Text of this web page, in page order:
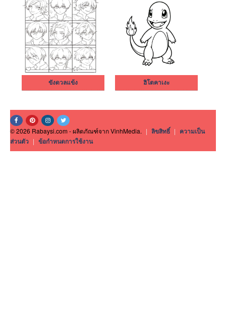
ขังดวลแข้ง ฮิโตคาเงะ
© 2026 Rabaysi.com - ผลิตภัณฑ์จาก VinhMedia. | ลิขสิทธิ์ | ความเป็น
ส่วนตัว | ข้อกำหนดการใช้งาน